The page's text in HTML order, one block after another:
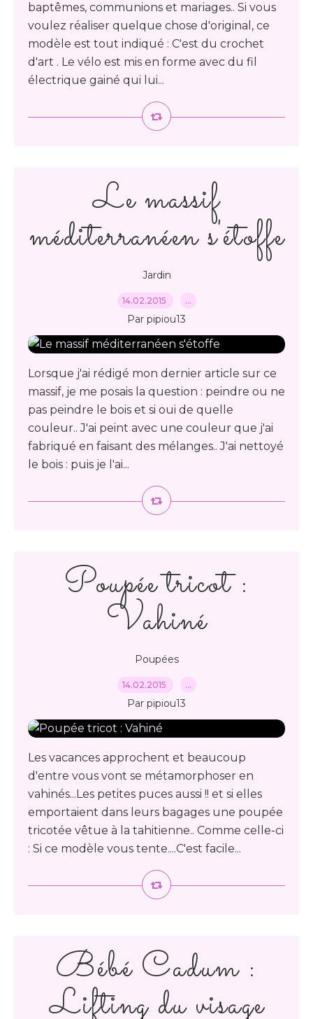
baptêmes, communions et mariages.. Si vous
voulez réaliser quelque chose d'original, ce
modèle est tout indiqué : C'est du crochet
d'art . Le vélo est mis en forme avec du fil
électrique gainé qui lui...
Le massif
méditerranéen s'étoffe
Jardin
14.02.2015 …
Par pipiou13
Lorsque j'ai rédigé mon dernier article sur ce
massif, je me posais la question : peindre ou ne
pas peindre le bois et si oui de quelle
couleur.. J'ai peint avec une couleur que j'ai
fabriqué en faisant des mélanges.. J'ai nettoyé
le bois : puis je l'ai...
Poupée tricot :
Vahiné
Poupées
14.02.2015 …
Par pipiou13
Les vacances approchent et beaucoup
d'entre vous vont se métamorphoser en
vahinés...Les petites puces aussi !! et si elles
emportaient dans leurs bagages une poupée
tricotée vêtue à la tahitienne.. Comme celle-ci
: Si ce modèle vous tente....C'est facile...
Bébé Cadum :
Lifting du visage